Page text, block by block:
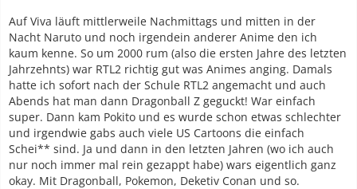
Auf Viva läuft mittlerweile Nachmittags und mitten in der
Nacht Naruto und noch irgendein anderer Anime den ich
kaum kenne. So um 2000 rum (also die ersten Jahre des letzten
Jahrzehnts) war RTL2 richtig gut was Animes anging. Damals
hatte ich sofort nach der Schule RTL2 angemacht und auch
Abends hat man dann Dragonball Z geguckt! War einfach
super. Dann kam Pokito und es wurde schon etwas schlechter
und irgendwie gabs auch viele US Cartoons die einfach
Schei** sind. Ja und dann in den letzten Jahren (wo ich auch
nur noch immer mal rein gezappt habe) wars eigentlich ganz
okay. Mit Dragonball, Pokemon, Deketiv Conan und so.